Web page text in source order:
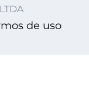
de uso